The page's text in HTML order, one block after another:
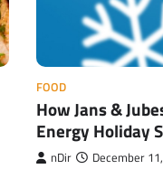
FOOD
How Jans &
Energy Holiday
nDir December